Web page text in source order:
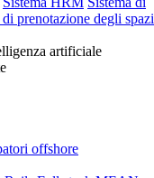
di prenotazione degli spazi
artificiale
offshore